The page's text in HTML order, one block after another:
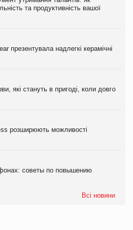
та продуктивність вашої
презентувала надлегкі керамічні
які стануть в пригоді, коли довго
розширюють можливості
советы по повышению
Всі новини